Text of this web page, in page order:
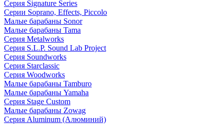
Серия Signature Series
Серии Soprano, Effects, Piccolo
Малые барабаны Sonor
Малые барабаны Tama
Серия Metalworks
Серия S.L.P. Sound Lab Project
Серия Soundworks
Серия Starclassic
Серия Woodworks
Малые барабаны Tamburo
Малые барабаны Yamaha
Серия Stage Custom
Малые барабаны Zowag
Серия Aluminum (Алюминий)